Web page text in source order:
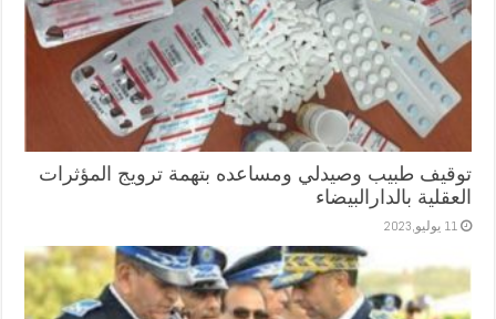
توقيف طبيب وصيدلي ومساعده بتهمة ترويج المؤثرات
العقلية بالدارالبيضاء
11 يوليو,2023